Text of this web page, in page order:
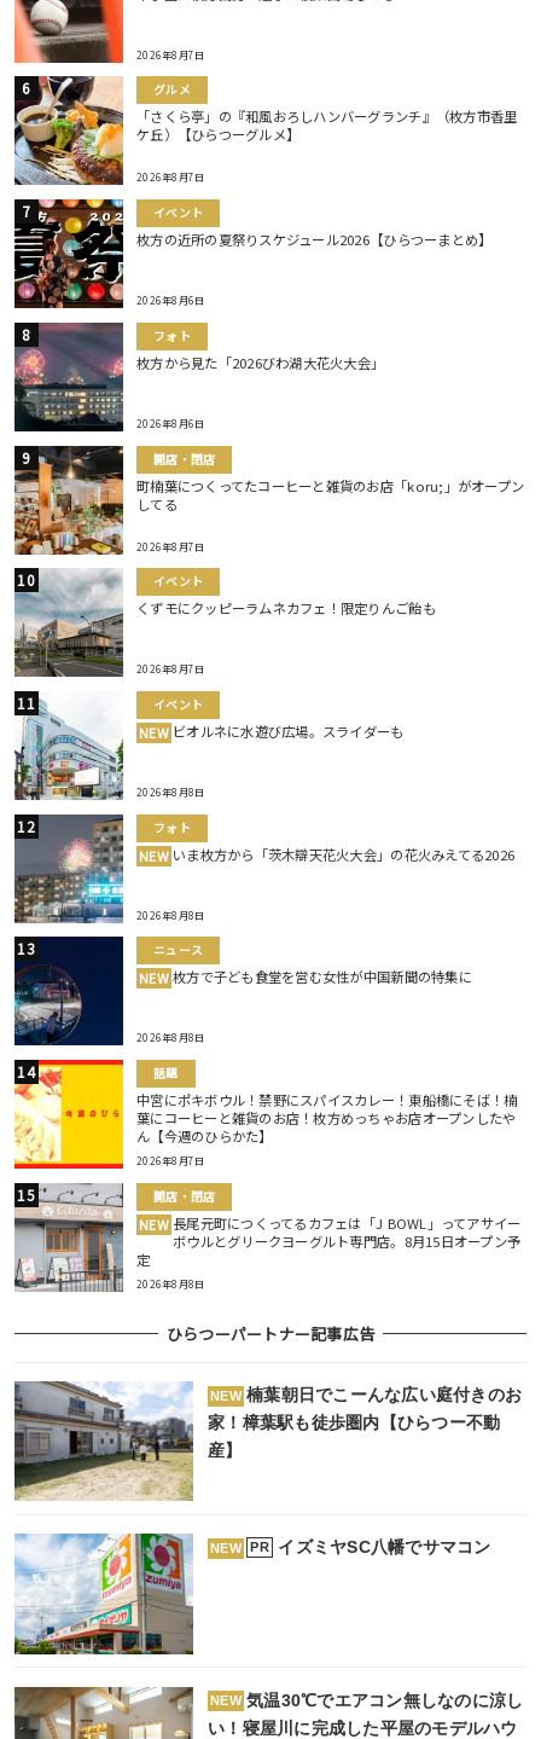
2026年8月7日
グルメ
「さくら亭」の『和風おろしハンバーグランチ』（枚方市香里
ケ丘）【ひらつーグルメ】
2026年8月7日
イベント
枚方の近所の夏祭りスケジュール2026【ひらつーまとめ】
2026年8月6日
フォト
枚方から見た「2026びわ湖大花火大会」
2026年8月6日
開店・閉店
町楠葉につくってたコーヒーと雑貨のお店「koru;」がオープン
してる
2026年8月7日
イベント
くずモにクッピーラムネカフェ！限定りんご飴も
2026年8月7日
イベント
NEW ビオルネに水遊び広場。スライダーも
2026年8月8日
フォト
NEW いま枚方から「茨木辯天花火大会」の花火みえてる2026
2026年8月8日
ニュース
NEW 枚方で子ども食堂を営む女性が中国新聞の特集に
2026年8月8日
話題
中宮にポキボウル！禁野にスパイスカレー！東船橋にそば！楠
葉にコーヒーと雑貨のお店！枚方めっちゃお店オープンしたや
ん【今週のひらかた】
2026年8月7日
開店・閉店
NEW 長尾元町につくってるカフェは「J BOWL」ってアサイー
ボウルとグリークヨーグルト専門店。8月15日オープン予
定
2026年8月8日
ひらつーパートナー記事広告
NEW 楠葉朝日でこーんな広い庭付きのお
家！樟葉駅も徒歩圏内【ひらつー不動
産】
NEW PR イズミヤSC八幡でサマコン
NEW 気温30℃でエアコン無しなのに涼し
い！寝屋川に完成した平屋のモデルハウ